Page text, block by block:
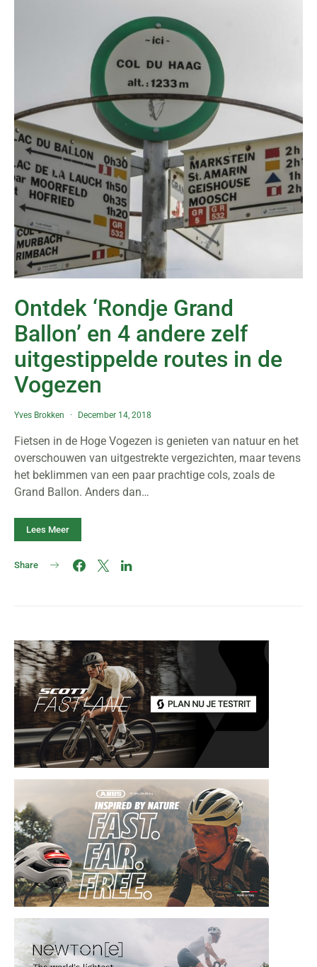
Ontdek ‘Rondje Grand
Ballon’ en 4 andere zelf
uitgestippelde routes in de
Vogezen
Yves Brokken December 14, 2018
Fietsen in de Hoge Vogezen is genieten van natuur en het
overschouwen van uitgestrekte vergezichten, maar tevens
het beklimmen van een paar prachtige cols, zoals de
Grand Ballon. Anders dan…
Lees Meer
Share